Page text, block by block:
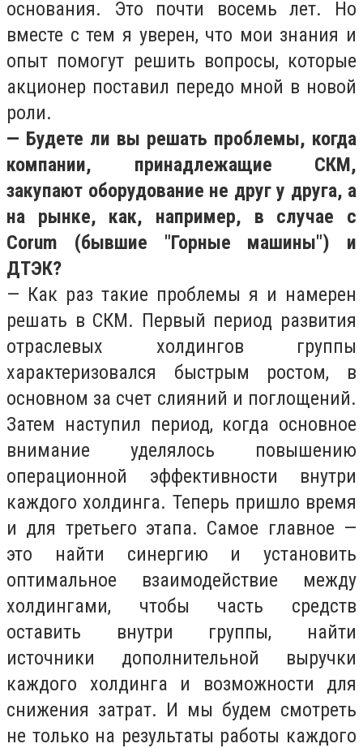
основания. Это почти восемь лет. Но
вместе с тем я уверен, что мои знания и
опыт помогут решить вопросы, которые
акционер поставил передо мной в новой
роли.
— Будете ли вы решать проблемы, когда
компании, принадлежащие СКМ,
закупают оборудование не друг у друга, а
на рынке, как, например, в случае с
Corum (бывшие "Горные машины") и
ДТЭК?
— Как раз такие проблемы я и намерен
решать в СКМ. Первый период развития
отраслевых холдингов группы
характеризовался быстрым ростом, в
основном за счет слияний и поглощений.
Затем наступил период, когда основное
внимание уделялось повышению
операционной эффективности внутри
каждого холдинга. Теперь пришло время
и для третьего этапа. Самое главное —
это найти синергию и установить
оптимальное взаимодействие между
холдингами, чтобы часть средств
оставить внутри группы, найти
источники дополнительной выручки
каждого холдинга и возможности для
снижения затрат. И мы будем смотреть
не только на результаты работы каждого